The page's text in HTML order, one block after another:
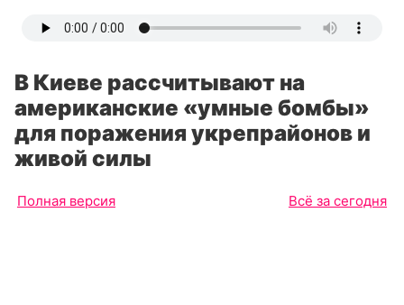
В Киеве рассчитывают на
американские «умные бомбы»
для поражения укрепрайонов и
живой силы
Полная версия Всё за сегодня